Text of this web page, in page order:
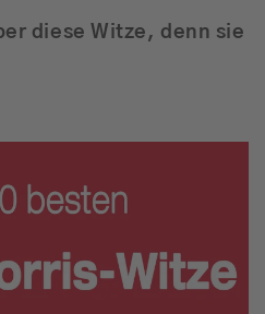
diese Witze, denn sie